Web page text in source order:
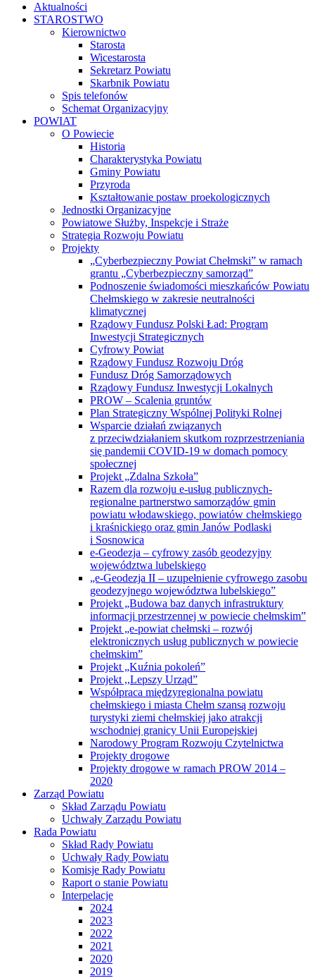
Aktualności
STAROSTWO
Kierownictwo
Starosta
Wicestarosta
Sekretarz Powiatu
Skarbnik Powiatu
Spis telefonów
Schemat Organizacyjny
POWIAT
O Powiecie
Historia
Charakterystyka Powiatu
Gminy Powiatu
Przyroda
Kształtowanie postaw proekologicznych
Jednostki Organizacyjne
Powiatowe Służby, Inspekcje i Straże
Strategia Rozwoju Powiatu
Projekty
„Cyberbezpieczny Powiat Chełmski” w ramach
grantu „Cyberbezpieczny samorząd”
Podnoszenie świadomości mieszkańców Powiatu
Chełmskiego w zakresie neutralności
klimatycznej
Rządowy Fundusz Polski Ład: Program
Inwestycji Strategicznych
Cyfrowy Powiat
Rządowy Fundusz Rozwoju Dróg
Fundusz Dróg Samorządowych
Rządowy Fundusz Inwestycji Lokalnych
PROW – Scalenia gruntów
Plan Strategiczny Wspólnej Polityki Rolnej
Wsparcie działań związanych
z przeciwdziałaniem skutkom rozprzestrzeniania
się pandemii COVID-19 w domach pomocy
społecznej
Projekt „Zdalna Szkoła”
Razem dla rozwoju e-usług publicznych-
regionalne partnerstwo samorządów gmin
powiatu włodawskiego, powiatów chełmskiego
i kraśnickiego oraz gmin Janów Podlaski
i Sosnowica
e-Geodezja – cyfrowy zasób geodezyjny
województwa lubelskiego
„e-Geodezja II – uzupełnienie cyfrowego zasobu
geodezyjnego województwa lubelskiego”
Projekt „Budowa baz danych infrastruktury
informacji przestrzennej w powiecie chełmskim”
Projekt „e-powiat chełmski – rozwój
elektronicznych usług publicznych w powiecie
chełmskim”
Projekt „Kuźnia pokoleń”
Projekt ,,Lepszy Urząd”
Współpraca międzyregionalna powiatu
chełmskiego i miasta Chełm szansą rozwoju
turystyki ziemi chełmskiej jako atrakcji
wschodniej granicy Unii Europejskiej
Narodowy Program Rozwoju Czytelnictwa
Projekty drogowe
Projekty drogowe w ramach PROW 2014 –
2020
Zarząd Powiatu
Skład Zarządu Powiatu
Uchwały Zarządu Powiatu
Rada Powiatu
Skład Rady Powiatu
Uchwały Rady Powiatu
Komisje Rady Powiatu
Raport o stanie Powiatu
Interpelacje
2024
2023
2022
2021
2020
2019